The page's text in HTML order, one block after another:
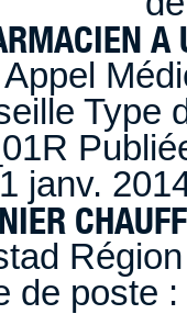
A
janv.
de poste